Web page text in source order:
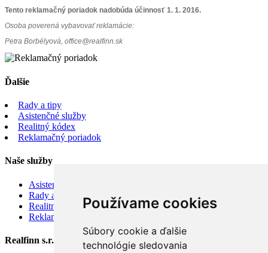
Používame cookies
Súbory cookie a ďalšie
technológie sledovania
Tento reklamačný poriadok nadobúda účinnosť 1. 1. 2016.
Osoba poverená vybavovať reklamácie:
Petra Borbélyová, office@realfinn.sk
Ďalšie
Rady a tipy
Asistenčné služby
Realitný kódex
Reklamačný poriadok
Naše služby
Asistenčné služby
Rady a tipy
Realitný kódex
Reklamačný poriadok
Realfinn s.r.o.